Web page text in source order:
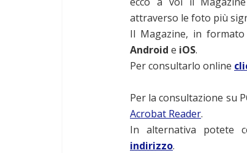
attraverso le foto più
Il Magazine, in
Android e iOS.
Per consultarlo online
Per la consultazione su
Acrobat Reader.
In alternativa potete
indirizzo.